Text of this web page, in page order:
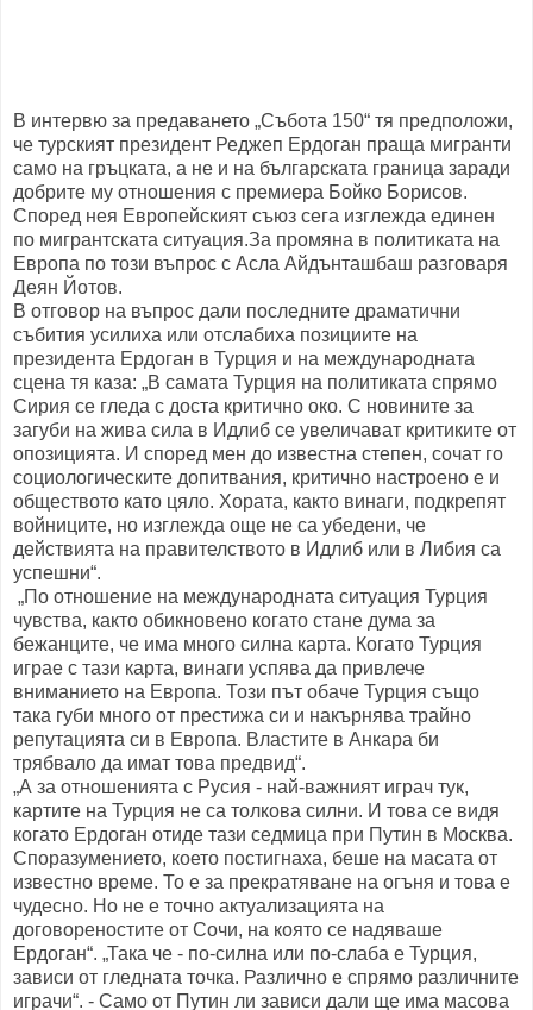
В интервю за предаването „Събота 150“ тя предположи,
че турският президент Реджеп Ердоган праща мигранти
само на гръцката, а не и на българската граница заради
добрите му отношения с премиера Бойко Борисов.
Според нея Европейският съюз сега изглежда единен
по мигрантската ситуация.За промяна в политиката на
Европа по този въпрос с Асла Айдънташбаш разговаря
Деян Йотов.
В отговор на въпрос дали последните драматични
събития усилиха или отслабиха позициите на
президента Ердоган в Турция и на международната
сцена тя каза: „В самата Турция на политиката спрямо
Сирия се гледа с доста критично око. С новините за
загуби на жива сила в Идлиб се увеличават критиките от
опозицията. И според мен до известна степен, сочат го
социологическите допитвания, критично настроено е и
обществото като цяло. Хората, както винаги, подкрепят
войниците, но изглежда още не са убедени, че
действията на правителството в Идлиб или в Либия са
успешни“.
„По отношение на международната ситуация Турция
чувства, както обикновено когато стане дума за
бежанците, че има много силна карта. Когато Турция
играе с тази карта, винаги успява да привлече
вниманието на Европа. Този път обаче Турция също
така губи много от престижа си и накърнява трайно
репутацията си в Европа. Властите в Анкара би
трябвало да имат това предвид“.
„А за отношенията с Русия - най-важният играч тук,
картите на Турция не са толкова силни. И това се видя
когато Ердоган отиде тази седмица при Путин в Москва.
Споразумението, което постигнаха, беше на масата от
известно време. То е за прекратяване на огъня и това е
чудесно. Но не е точно актуализацията на
договореностите от Сочи, на която се надяваше
Ердоган“. „Така че - по-силна или по-слаба е Турция,
зависи от гледната точка. Различно е спрямо различните
играчи“. - Само от Путин ли зависи дали ще има масова